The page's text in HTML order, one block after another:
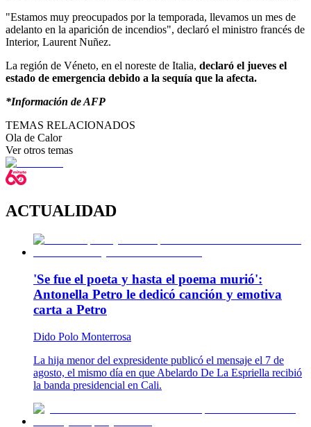
"Estamos muy preocupados por la temporada, llevamos un mes de
adelanto en la aparición de incendios", declaró el ministro francés de
Interior, Laurent Nuñez.
La región de Véneto, en el noreste de Italia, declaró el jueves el
estado de emergencia debido a la sequía que la afecta.
*Información de AFP
TEMAS RELACIONADOS
Ola de Calor
Ver otros temas
ACTUALIDAD
'Se fue el poeta y hasta el poema murió':
Antonella Petro le dedicó canción y emotiva
carta a Petro
Dido Polo Monterrosa
La hija menor del expresidente publicó el mensaje el 7 de
agosto, el mismo día en que Abelardo De La Espriella recibió
la banda presidencial en Cali.